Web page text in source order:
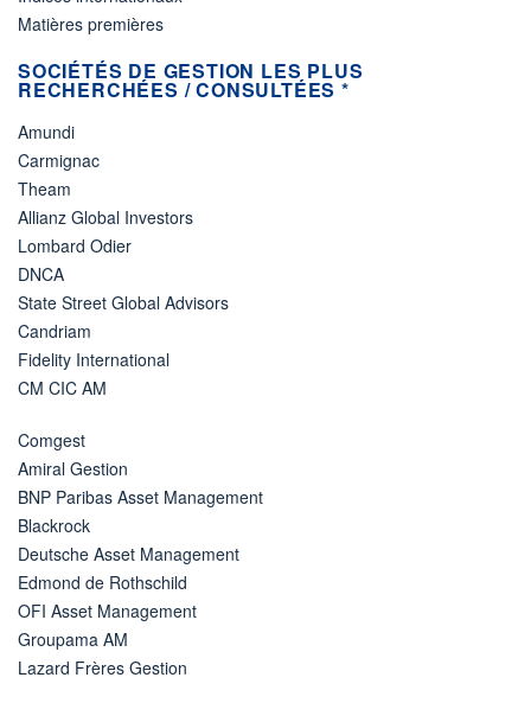
Matières premières
SOCIÉTÉS DE GESTION LES PLUS
RECHERCHÉES / CONSULTÉES *
Amundi
Carmignac
Theam
Allianz Global Investors
Lombard Odier
DNCA
State Street Global Advisors
Candriam
Fidelity International
CM CIC AM
Comgest
Amiral Gestion
BNP Paribas Asset Management
Blackrock
Deutsche Asset Management
Edmond de Rothschild
OFI Asset Management
Groupama AM
Lazard Frères Gestion